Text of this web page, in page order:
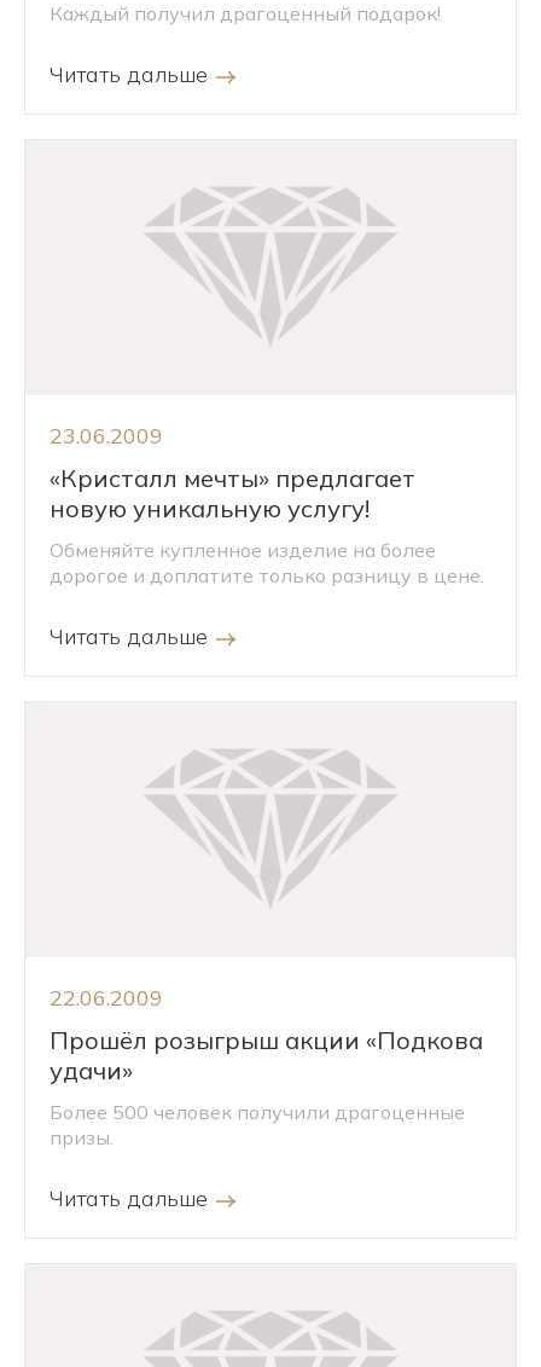
Каждый получил драгоценный подарок!
Читать дальше
23.06.2009
«Кристалл мечты» предлагает
новую уникальную услугу!
Обменяйте купленное изделие на более
дорогое и доплатите только разницу в цене.
Читать дальше
22.06.2009
Прошёл розыгрыш акции «Подкова
удачи»
Более 500 человек получили драгоценные
призы.
Читать дальше